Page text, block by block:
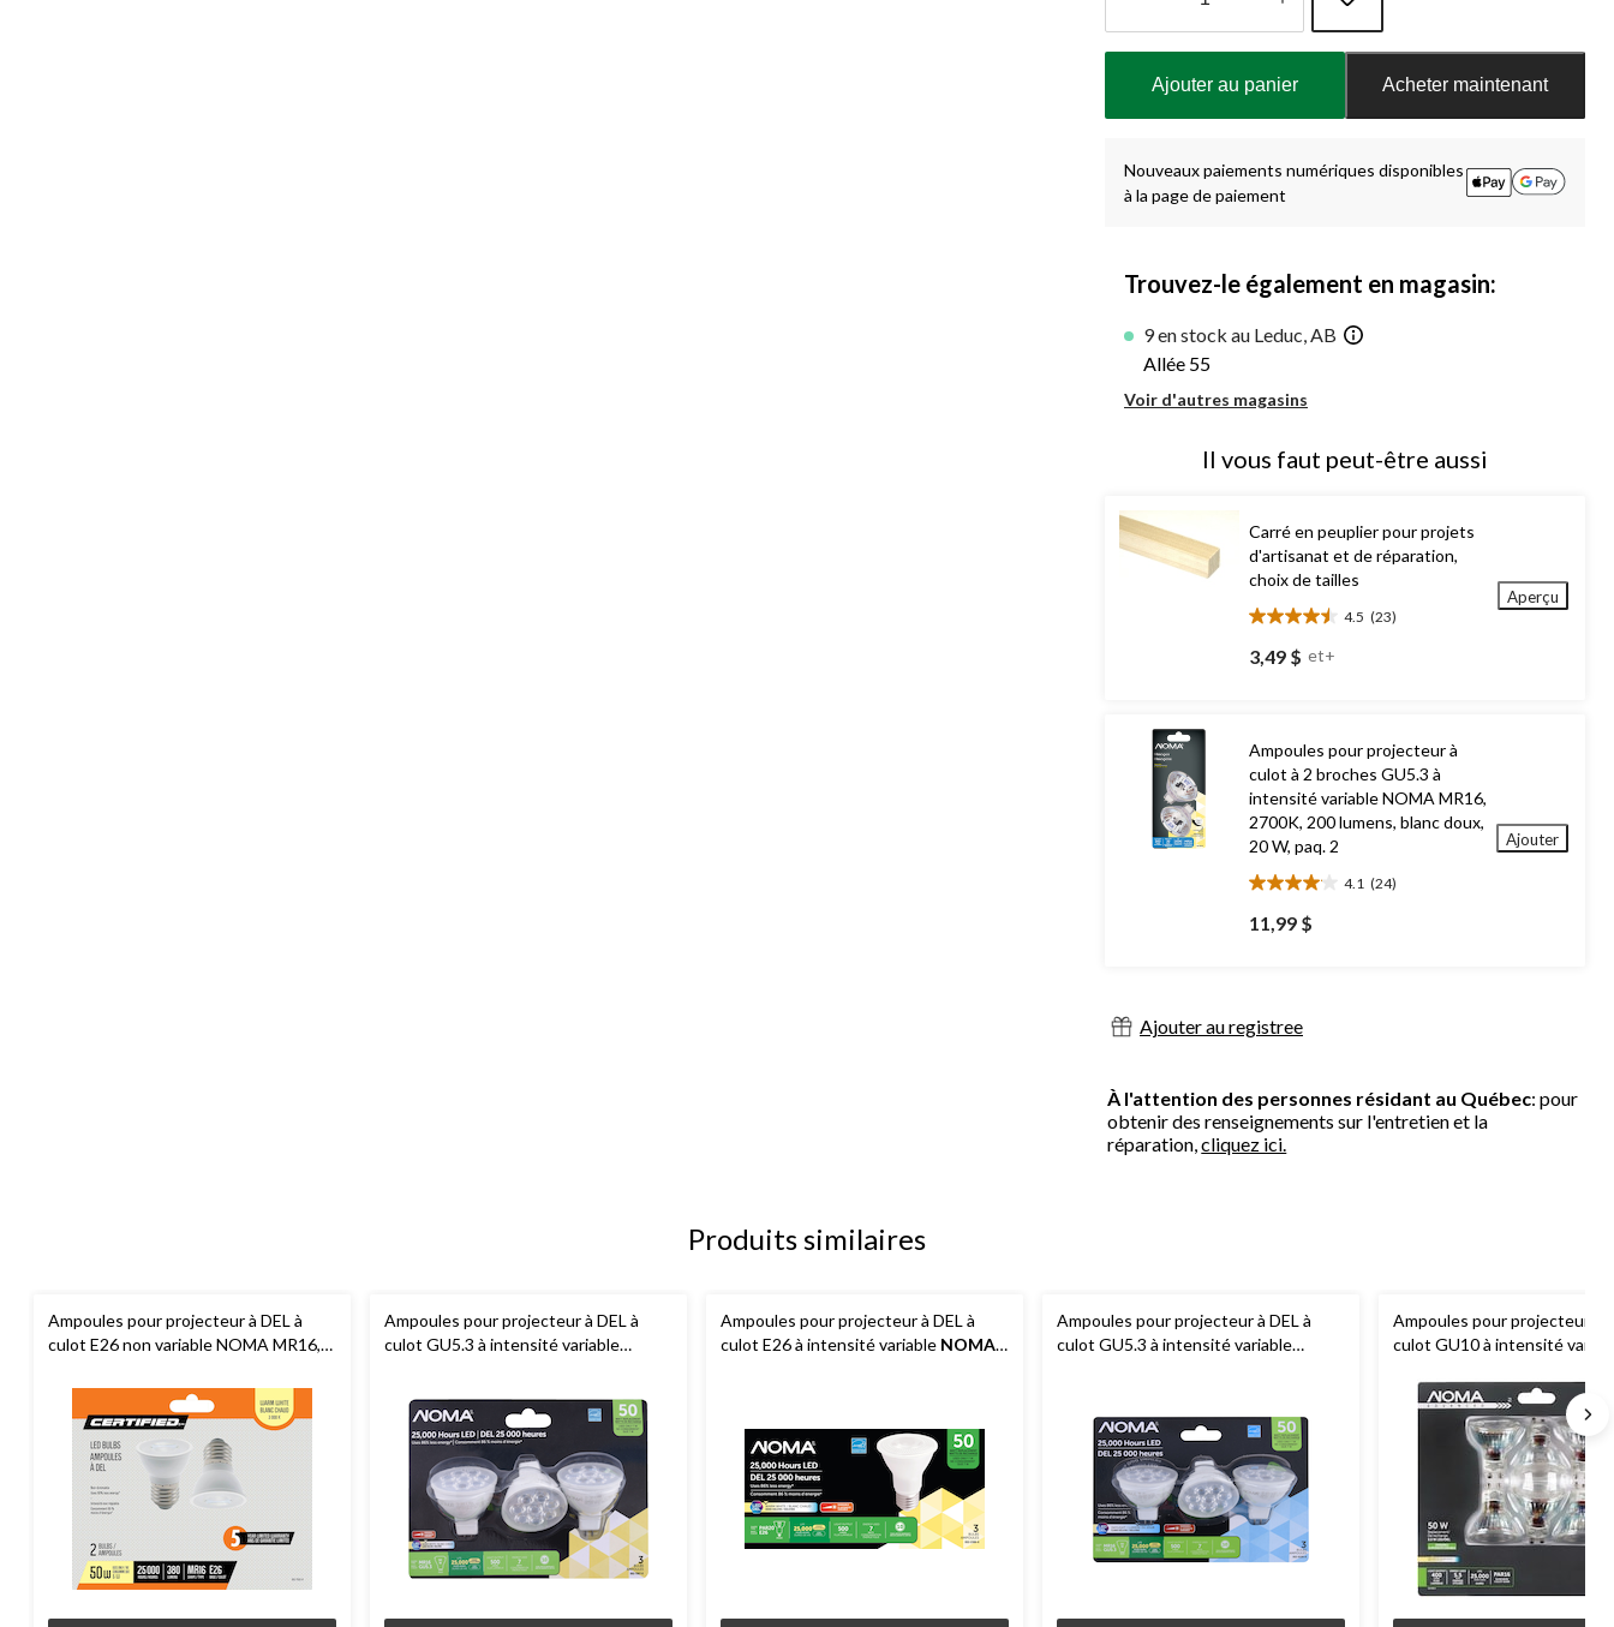
Ajouter au panier Acheter maintenant
Nouveaux paiements numériques disponibles
à la page de paiement
Trouvez-le également en magasin:
9 en stock au Leduc, AB
Allée 55
Voir d'autres magasins
Il vous faut peut-être aussi
Carré en peuplier pour projets
d'artisanat et de réparation,
choix de tailles
4.5 (23)
4.5
étoile(s)
sur
évaluations
3,49 $ et+
Aperçu
Ampoules pour projecteur à
culot à 2 broches GU5.3 à
intensité variable NOMA MR16,
2700K, 200 lumens, blanc doux,
20 W, paq. 2
4.1 (24)
4.1
étoile(s)
sur
11,99 $
Ajouter
Ajouter au registree
À l'attention des personnes résidant au Québec: pour
obtenir des renseignements sur l'entretien et la
réparation,cliquez ici.
Produits similaires
Ampoules pour projecteur à DEL à
culot E26 non variable NOMA MR16,
paq. 2
Ampoules pour projecteur à DEL à
culot GU5.3 à intensité variable
Ampoules pour projecteur à DEL à
culot E26 à intensité variable NOMA
Ampoules pour projecteur à DEL à
culot GU5.3 à intensité variable
Ampoules pour projecteur à
culot GU10 à intensité
doux, 50 W, paq. 6